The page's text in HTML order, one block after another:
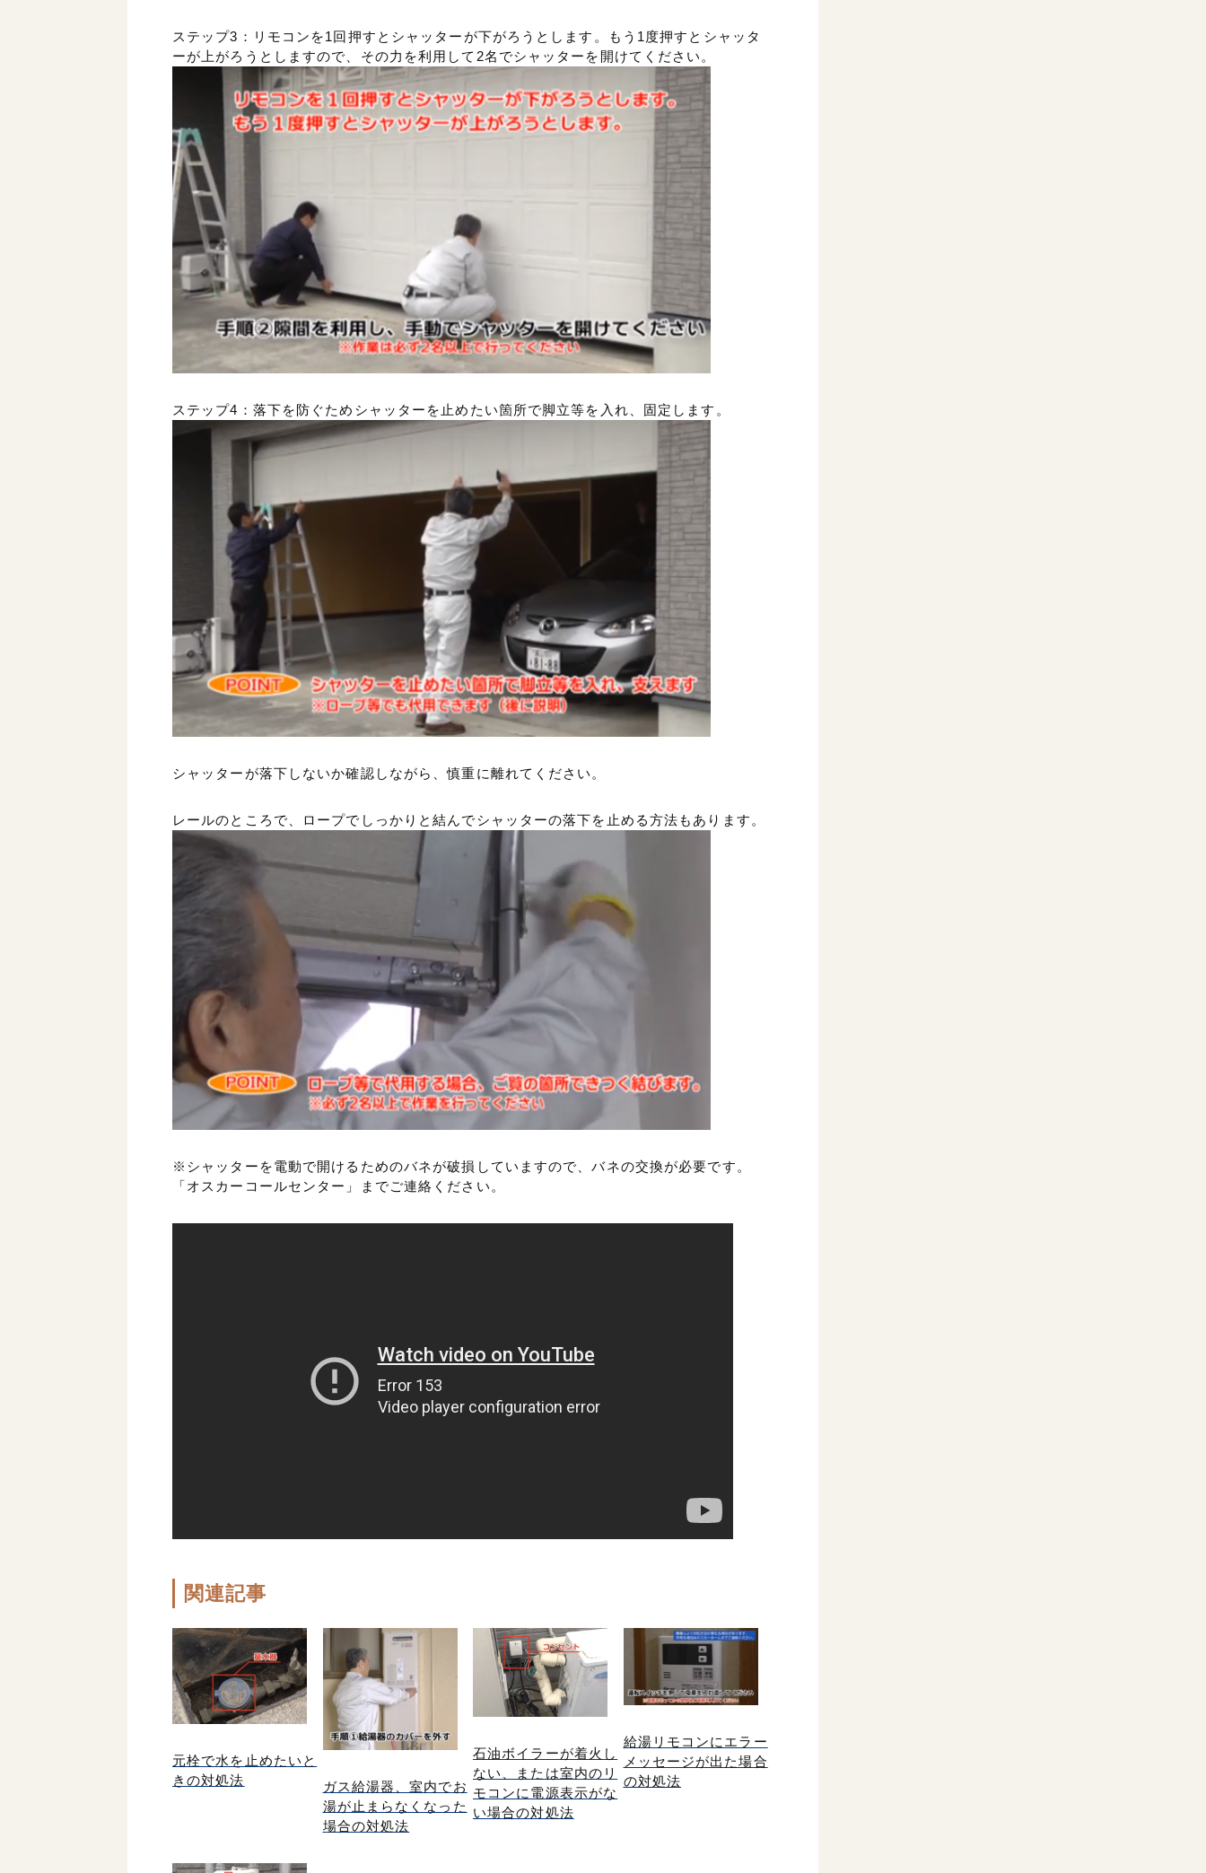
ステップ3：リモコンを1回押すとシャッターが下がろうとします。もう1度押すとシャッタ
ーが上がろうとしますので、その力を利用して2名でシャッターを開けてください。
ステップ4：落下を防ぐためシャッターを止めたい箇所で脚立等を入れ、固定します。
シャッターが落下しないか確認しながら、慎重に離れてください。
レールのところで、ロープでしっかりと結んでシャッターの落下を止める方法もあります。
※シャッターを電動で開けるためのバネが破損していますので、バネの交換が必要です。
「オスカーコールセンター」までご連絡ください。
関連記事
元栓で水を止めたいと
きの対処法
ガス給湯器、室内でお
湯が止まらなくなった
場合の対処法
石油ボイラーが着火し
ない、または室内のリ
モコンに電源表示がな
い場合の対処法
給湯リモコンにエラー
メッセージが出た場合
の対処法